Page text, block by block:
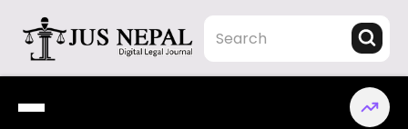
content
Jus Nepal | www.jusnepal.com
Digital Legal Journal